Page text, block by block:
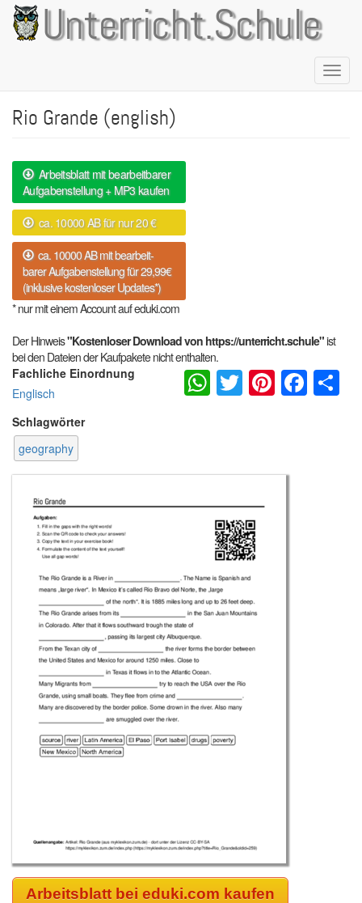
Direkt
zum
Inhalt
Unterricht.Schule
Rio Grande (english)
Arbeitsblatt mit bearbeitbarer
Aufgabenstellung + MP3 kaufen
ca. 10000 AB für nur 20 €
ca. 10000 AB mit bearbeit-
barer Aufgabenstellung für 29,99€
(inklusive kostenloser Updates*)
* nur mit einem Account auf eduki.com
Der Hinweis"Kostenloser Download von https://unterricht.schule"ist
bei den Dateien der Kaufpakete nicht enthalten.
Fachliche Einordnung
Englisch
Schlagwörter
geography
WhatsApp
Twitter
Arbeitsblatt bei eduki.com kaufen